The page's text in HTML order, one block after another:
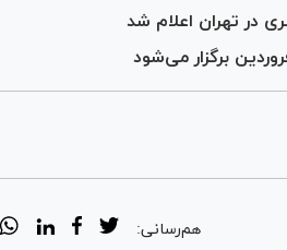
در تهران اعلام شد
هم‌رسانی: